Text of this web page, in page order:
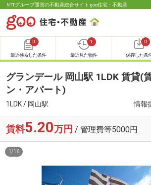
NTTグループ運営の不動産総合サイト goo住宅・不動産
0
最近検索した条件
1
最近見た物件
0
保存した条
グランデール 岡山駅 1LDK 賃貸(
ン・アパート)
1LDK / 岡山駅 情報
賃料5.20万円 / 管理費等5000円
1 /16